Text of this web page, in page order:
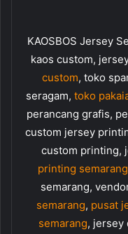
KAOSBOS Jersey
kaos custom,
custom, toko
seragam, toko
perancang grafis,
custom jersey
custom printing,
printing semarang
semarang,
semarang, pusat
semarang, jersey